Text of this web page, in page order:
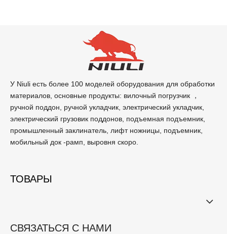
У Niuli есть более 100 моделей оборудования для обработки
материалов, основные продукты: вилочный погрузчик ，
ручной поддон, ручной укладчик, электрический укладчик,
электрический грузовик поддонов, подъемная подъемник,
промышленный заклинатель, лифт ножницы, подъемник,
мобильный док -рамп, выровня скоро.
ТОВАРЫ
СВЯЗАТЬСЯ С НАМИ